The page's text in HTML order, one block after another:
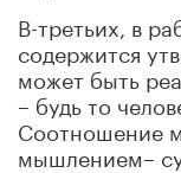
В-третьих, в
содержится
может быть
– будь то
Соотношение
мышлением–